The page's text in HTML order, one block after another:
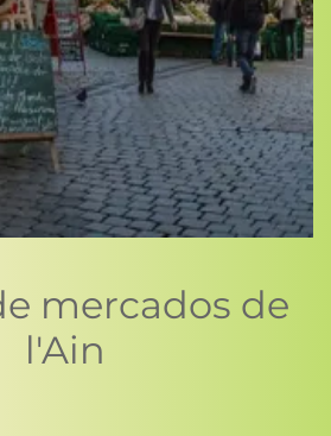
mercados de
l'Ain